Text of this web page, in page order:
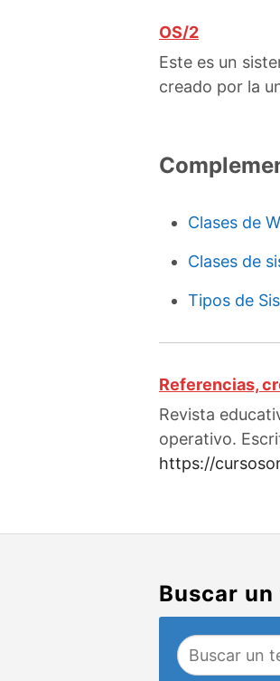
OS/2
Este es un
creado por la
Clases de
Clases de
Tipos de
Referencias,
Revista
operativo.
https://
Buscar